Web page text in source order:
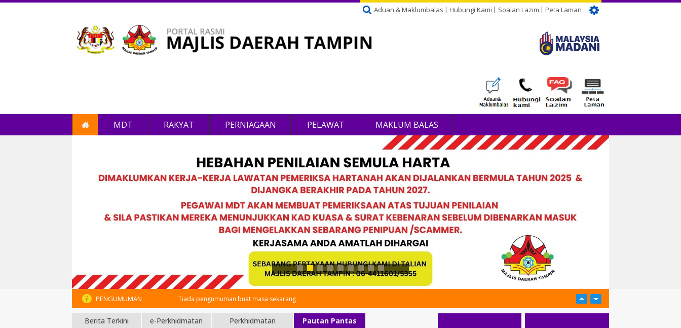
Aduan & Maklumbalas Hubungi Kami Soalan Lazim Peta Laman
MDT RAKYAT PERNIAGAAN PELAWAT MAKLUM BALAS
PENGUMUMAN Tiada pengumuman buat masa sekarang
Berita Terkini e-Perkhidmatan Perkhidmatan Pautan Pantas